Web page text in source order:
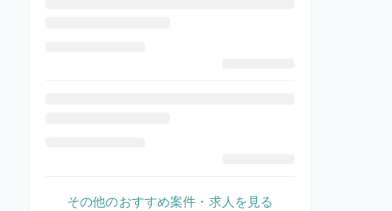
その他のおすすめ案件・求人を見る